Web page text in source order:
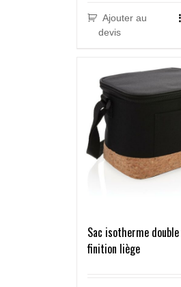
Ajouter au
devis
Sac isotherme
finition liège